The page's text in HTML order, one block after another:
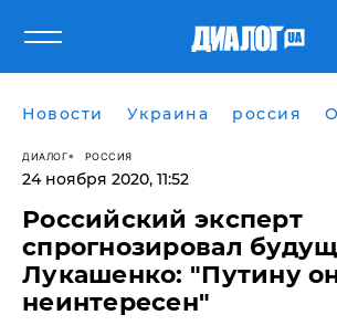
Новости Украина россия
ДИАЛОГ РОССИЯ
24 ноября 2020, 11:52
Российский эксперт
спрогнозировал
Лукашенко: "Путину
неинтересен"